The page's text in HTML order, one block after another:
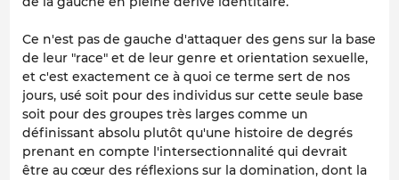
Ce n'est pas de gauche d'attaquer des gens sur la base
de leur "race" et de leur genre et orientation sexuelle,
et c'est exactement ce à quoi ce terme sert de nos
jours, usé soit pour des individus sur cette seule base
soit pour des groupes très larges comme un
définissant absolu plutôt qu'une histoire de degrés
prenant en compte l'intersectionnalité qui devrait
être au cœur des réflexions sur la domination, dont la